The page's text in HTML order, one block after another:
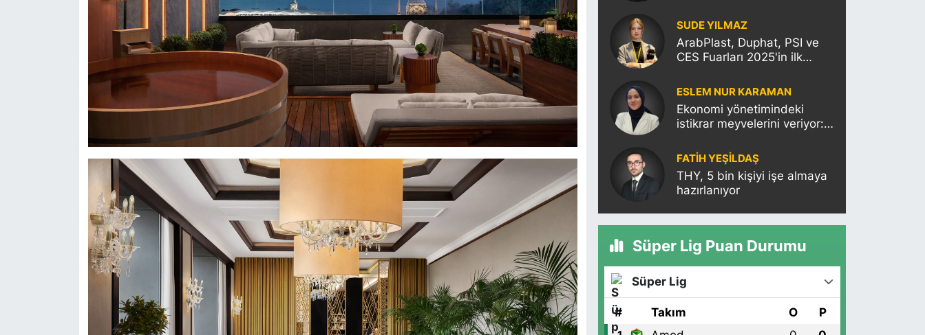
Etkisi
SUDE YILMAZ
ArabPlast, Duphat, PSI ve
CES Fuarları 2025'in ilk
vuracak
ESLEM NUR KARAMAN
Ekonomi yönetimindeki
istikrar meyvelerini veriyor:
notunu yükseltti!
FATIH YEŞİLDAŞ
THY, 5 bin kişiyi işe almaya
hazırlanıyor
Süper Lig Puan Durumu
Süper Lig
# Takım O P